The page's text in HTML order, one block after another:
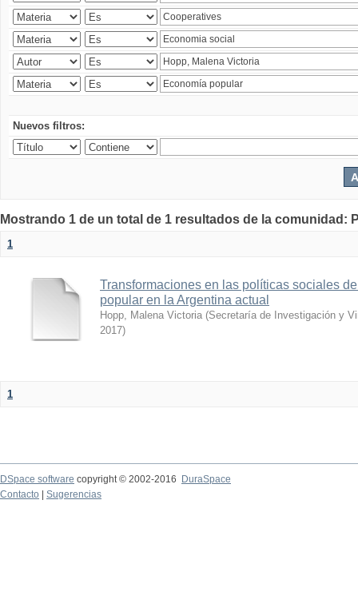
Nuevos filtros:
Mostrando 1 de un total de 1 resultados de la
1
Transformaciones en las políticas sociales
popular en la Argentina actual
Hopp, Malena Victoria (Secretaría de Investigación y
2017)
1
DSpace software copyright © 2002-2016
DuraSpace
Contacto
Sugerencias